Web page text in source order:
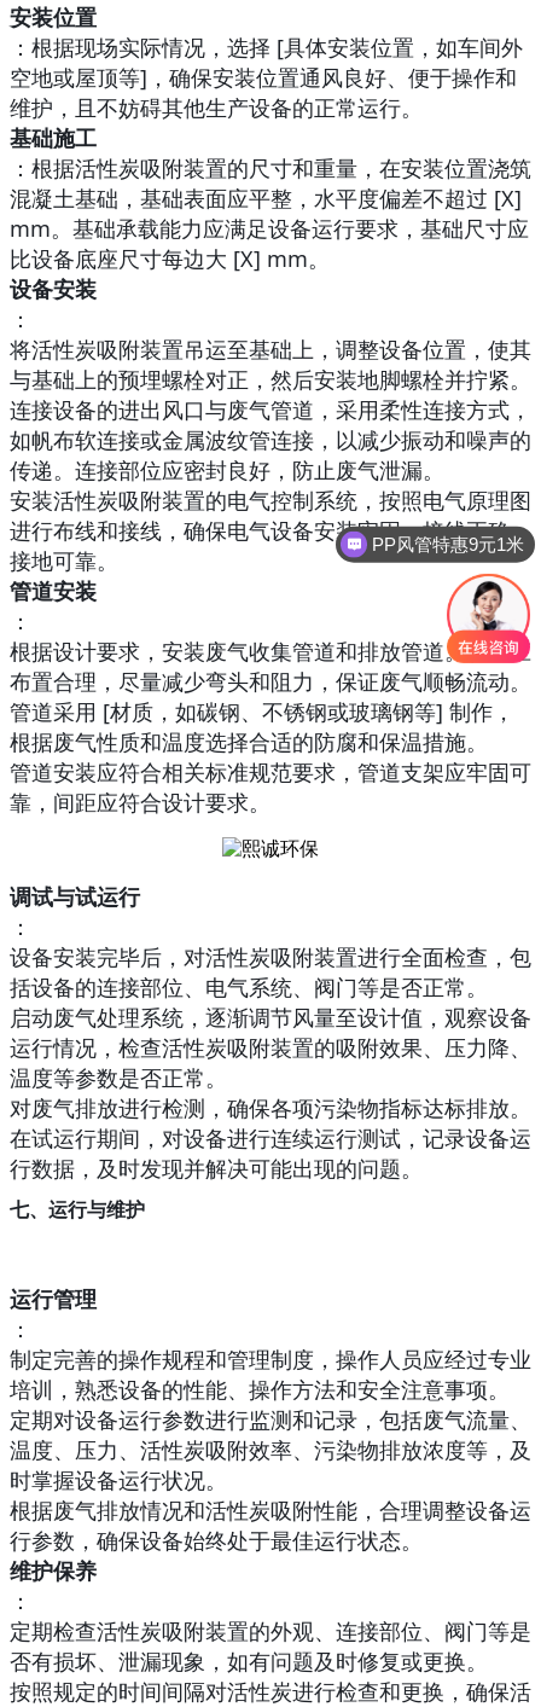
安装位置
：根据现场实际情况，选择 [具体安装位置，如车间外
空地或屋顶等]，确保安装位置通风良好、便于操作和
维护，且不妨碍其他生产设备的正常运行。
基础施工
：根据活性炭吸附装置的尺寸和重量，在安装位置浇筑
混凝土基础，基础表面应平整，水平度偏差不超过 [X]
mm。基础承载能力应满足设备运行要求，基础尺寸应
比设备底座尺寸每边大 [X] mm。
设备安装
：
将活性炭吸附装置吊运至基础上，调整设备位置，使其
与基础上的预埋螺栓对正，然后安装地脚螺栓并拧紧。
连接设备的进出风口与废气管道，采用柔性连接方式，
如帆布软连接或金属波纹管连接，以减少振动和噪声的
传递。连接部位应密封良好，防止废气泄漏。
安装活性炭吸附装置的电气控制系统，按照电气原理图
进行布线和接线，确保电气设备安装牢固、接线正确，
接地可靠。
管道安装
：
根据设计要求，安装废气收集管道和排放管道。管道应
布置合理，尽量减少弯头和阻力，保证废气顺畅流动。
管道采用 [材质，如碳钢、不锈钢或玻璃钢等] 制作，
根据废气性质和温度选择合适的防腐和保温措施。
管道安装应符合相关标准规范要求，管道支架应牢固可
靠，间距应符合设计要求。
调试与试运行
：
设备安装完毕后，对活性炭吸附装置进行全面检查，包
括设备的连接部位、电气系统、阀门等是否正常。
启动废气处理系统，逐渐调节风量至设计值，观察设备
运行情况，检查活性炭吸附装置的吸附效果、压力降、
温度等参数是否正常。
对废气排放进行检测，确保各项污染物指标达标排放。
在试运行期间，对设备进行连续运行测试，记录设备运
行数据，及时发现并解决可能出现的问题。
七、运行与维护
运行管理
：
制定完善的操作规程和管理制度，操作人员应经过专业
培训，熟悉设备的性能、操作方法和安全注意事项。
定期对设备运行参数进行监测和记录，包括废气流量、
温度、压力、活性炭吸附效率、污染物排放浓度等，及
时掌握设备运行状况。
根据废气排放情况和活性炭吸附性能，合理调整设备运
行参数，确保设备始终处于最佳运行状态。
维护保养
：
定期检查活性炭吸附装置的外观、连接部位、阀门等是
否有损坏、泄漏现象，如有问题及时修复或更换。
按照规定的时间间隔对活性炭进行检查和更换，确保活
PP风管特惠9元1米